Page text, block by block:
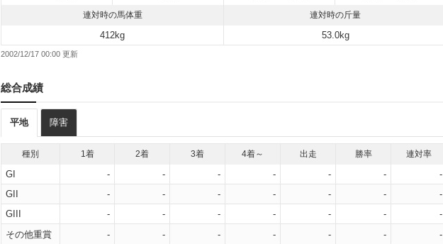
連対時の馬体重 連対時の斤量
412kg 53.0kg
2002/12/17 00:00
総合成績
平地 障害
種別 1着 2着 3着 4着～ 出走 勝率 連対率
GI - - - - - -
-
GII
- - - - - -
-
GIII
- - - - - -
-
その他重賞
- - - - - - -